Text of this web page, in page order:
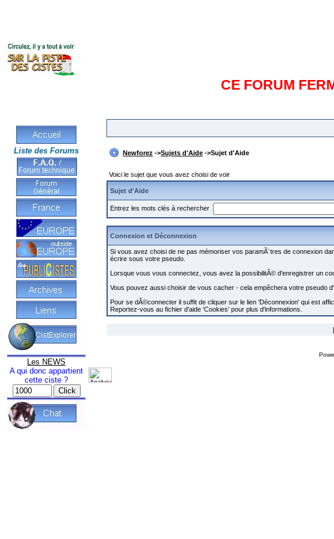
CE FORUM
Liste des Forums
Les NEWS
A qui donc appartient
cette ciste ?
Newforez ->Sujets d'Aide ->Sujet d'Aide
Voici le sujet que vous avez choisi de voir
Sujet d'Aide
Entrez les mots clés à rechercher
Connexion et Déconnexion
Si vous avez choisi de ne pas mémoriser vos paramÃ¨tres de connexion
écrire sous votre pseudo.
Lorsque vous vous connectez, vous avez la possibilitÃ© d'enregistrer un
Vous pouvez aussi choisir de vous cacher - cela empêchera votre pseudo
Pour se dÃ©connecter il suffit de cliquer sur le lien 'Déconnexion' qui est
Reportez-vous au fichier d'aide 'Cookies' pour plus d'informations.